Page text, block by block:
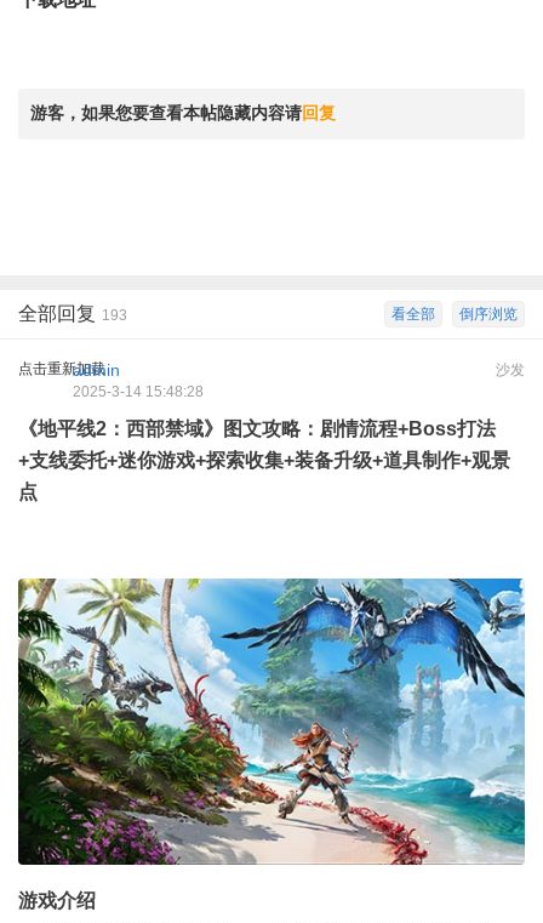
游客，如果您要查看本帖隐藏内容请回复
倒序浏览
看全部
全部回复 193
点击重新加载 沙发
admin
2025-3-14 15:48:28
《地平线2：西部禁域》图文攻略：剧情流程+Boss打法
+支线委托+迷你游戏+探索收集+装备升级+道具制作+观景
点
游戏介绍